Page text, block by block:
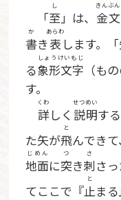
「至
し
」は、 金文
きんぶん
書
か
き表
あらわ
します。「
る象形文字
しょうけいもじ
（も
す。
詳
くわ
しく 説明
せつめい
する
た矢が飛
と
んできて
地面
じめん
に突
つ
き刺
さ
さ
てここで『止
と
ま